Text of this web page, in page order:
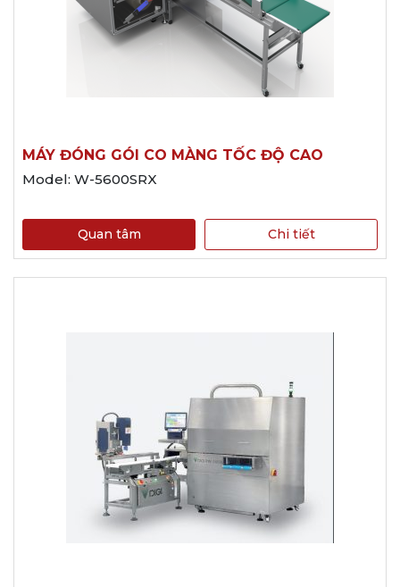
MÁY ĐÓNG GÓI CO MÀNG TỐC ĐỘ CAO
Model: W-5600SRX
Quan tâm Chi tiết